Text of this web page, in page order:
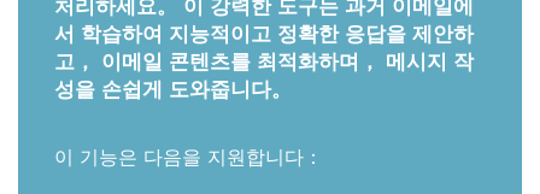
처리하세요。 이 강력한 도구는 과거 이메일에
서 학습하여 지능적이고 정확한 응답을 제안하
고， 이메일 콘텐츠를 최적화하며， 메시지 작
성을 손쉽게 도와줍니다。
이 기능은 다음을 지원합니다：